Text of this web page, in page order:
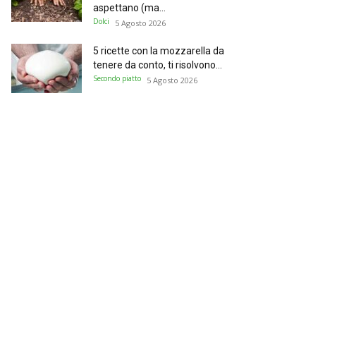
aspettano (ma...
Dolci 5 Agosto 2026
5 ricette con la mozzarella da
tenere da conto, ti risolvono...
Secondo piatto 5 Agosto 2026